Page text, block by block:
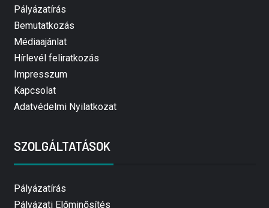
Pályázatírás
Bemutatkozás
Médiaajánlat
Hírlevél feliratkozás
Impresszum
Kapcsolat
Adatvédelmi Nyilatkozat
SZOLGÁLTATÁSOK
Pályázatírás
Pályázati Előminősítés